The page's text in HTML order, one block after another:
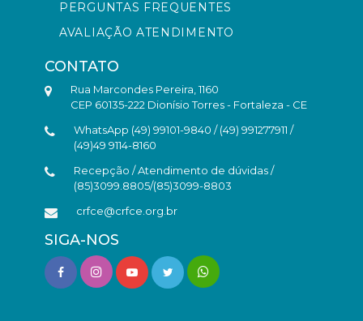
PERGUNTAS FREQUENTES
AVALIAÇÃO ATENDIMENTO
CONTATO
Rua Marcondes Pereira, 1160
CEP 60135-222 Dionísio Torres - Fortaleza - CE
WhatsApp (49) 99101-9840 / (49) 991277911 /
(49)49 9114-8160
Recepção / Atendimento de dúvidas /
(85)3099.8805/(85)3099-8803
crfce@crfce.org.br
SIGA-NOS